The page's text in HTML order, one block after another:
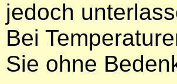
jedoch
Bei
Sie ohne